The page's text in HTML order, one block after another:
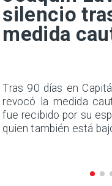
silencio
medida
Tras 90 días en
revocó la medida
fue recibido por su
quien también está